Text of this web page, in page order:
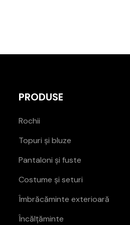
PRODUSE
Rochii
Topuri și bluze
Pantaloni și fuste
Costume și seturi
Îmbrăcăminte exterioară
Încălțăminte